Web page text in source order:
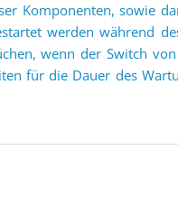
Komponenten, sowie
werden während
wenn der Switch
für die Dauer des